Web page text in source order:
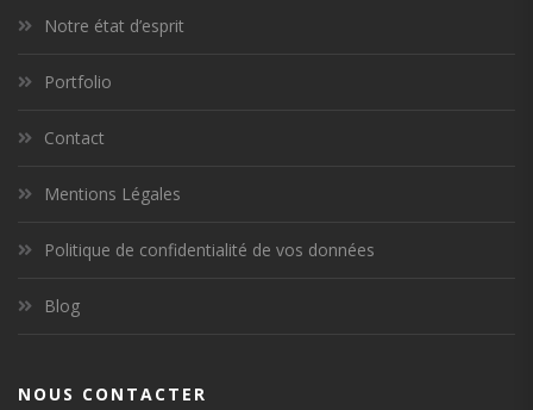
Notre état d’esprit
Portfolio
Contact
Mentions Légales
Politique de confidentialité de vos données
Blog
NOUS CONTACTER